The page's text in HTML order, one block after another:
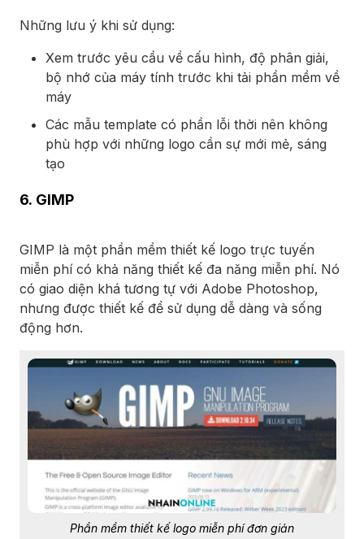
Những lưu ý khi sử dụng:
Xem trước yêu cầu về cấu hình, độ phân giải,
bộ nhớ của máy tính trước khi tải phần mềm về
máy
Các mẫu template có phần lỗi thời nên không
phù hợp với những logo cần sự mới mẻ, sáng
tạo
6. GIMP
GIMP là một phần mềm thiết kế logo trực tuyến
miễn phí có khả năng thiết kế đa năng miễn phí. Nó
có giao diện khá tương tự với Adobe Photoshop,
nhưng được thiết kế để sử dụng dễ dàng và sống
động hơn.
Phần mềm thiết kế logo miễn phí đơn giản